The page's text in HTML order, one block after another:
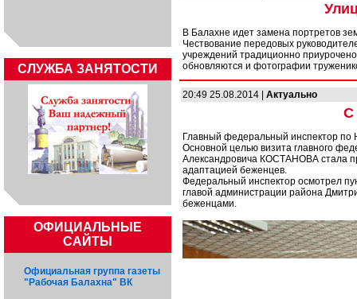
CЛУЖБА ЗАНЯТОСТИ
ОФИЦИАЛЬНЫЕ
САЙТЫ
Официальная группа газеты
"Рабочая Балахна" ВК
В Балахне идет замена портретов
Чествование передовых
учреждений традиционно
обновляются и фотографии
20:49 25.08.2014 | Актуально
С
Главный федеральный инспектор по
Основной целью визита главного
Александровича КОСТАНОВА стала
адаптацией беженцев.
Федеральный инспектор осмотрел
главой администрации района
беженцами.